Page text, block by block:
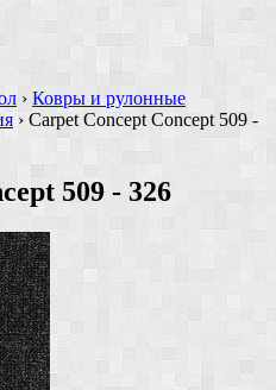
› Ковры и рулонные
› Carpet Concept Concept 509 -
509 - 326